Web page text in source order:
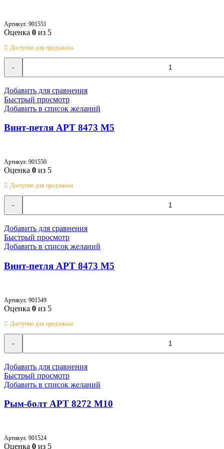
Артикул: 901551
Оценка 0 из 5
Доступно для предзаказа
Количество
товара
Винт-
петля
АРТ
8473
M5
Добавить для сравнения
Быстрый просмотр
Добавить в список желаний
Винт-петля АРТ 8473 M5
Артикул: 901550
Оценка 0 из 5
Доступно для предзаказа
Количество
товара
Винт-
петля
АРТ
8473
M5
Добавить для сравнения
Быстрый просмотр
Добавить в список желаний
Винт-петля АРТ 8473 M5
Артикул: 901549
Оценка 0 из 5
Доступно для предзаказа
Количество
товара
Винт-
петля
АРТ
8473
M5
Добавить для сравнения
Быстрый просмотр
Добавить в список желаний
Рым-болт АРТ 8272 M10
Артикул: 901524
Оценка 0 из 5